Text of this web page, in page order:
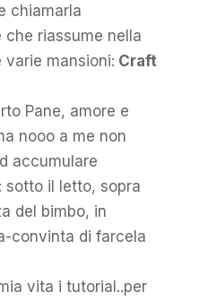
chiamarla
riassume nella
mansioni: Craft
Pane, amore e
nooo a me non
accumulare
sotto il letto, sopra
del bimbo, in
convinta di farcela
vita i tutorial..per